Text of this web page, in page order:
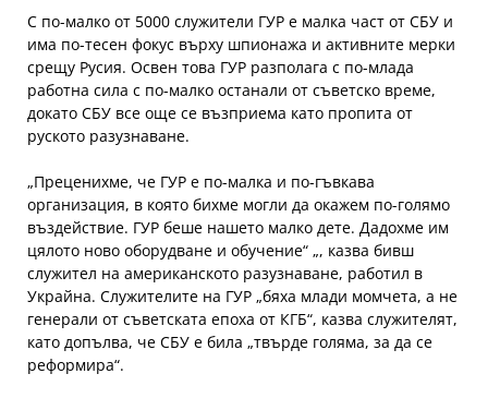
С по-малко от 5000 служители ГУР е малка част от СБУ и
има по-тесен фокус върху шпионажа и активните мерки
срещу Русия. Освен това ГУР разполага с по-млада
работна сила с по-малко останали от съветско време,
докато СБУ все още се възприема като пропита от
руското разузнаване.
„Преценихме, че ГУР е по-малка и по-гъвкава
организация, в която бихме могли да окажем по-голямо
въздействие. ГУР беше нашето малко дете. Дадохме им
цялото ново оборудване и обучение“ „, казва бивш
служител на американското разузнаване, работил в
Украйна. Служителите на ГУР „бяха млади момчета, а не
генерали от съветската епоха от КГБ“, казва служителят,
като допълва, че СБУ е била „твърде голяма, за да се
реформира“.